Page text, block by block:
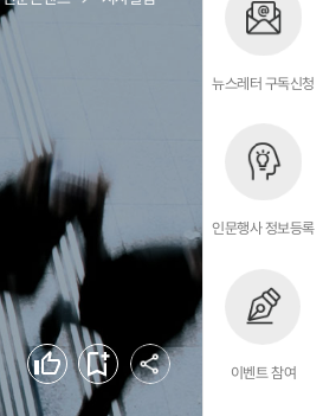
뉴스레터 구독신청
인문행사 정보등록
이벤트 참여
공유하기
좋아요 북마크